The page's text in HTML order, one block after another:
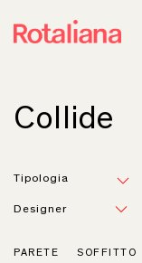
Collide
Tipologia
Designer
PARETE SOFFITTO